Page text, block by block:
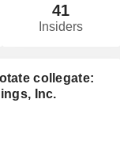
41
Insiders
collegate:
Inc.